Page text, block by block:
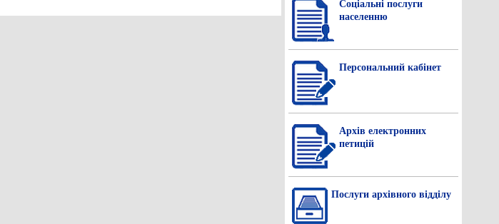
Соціальні послуги
населенню
Персональний кабінет
Архів електронних
петицій
Послуги архівного відділу